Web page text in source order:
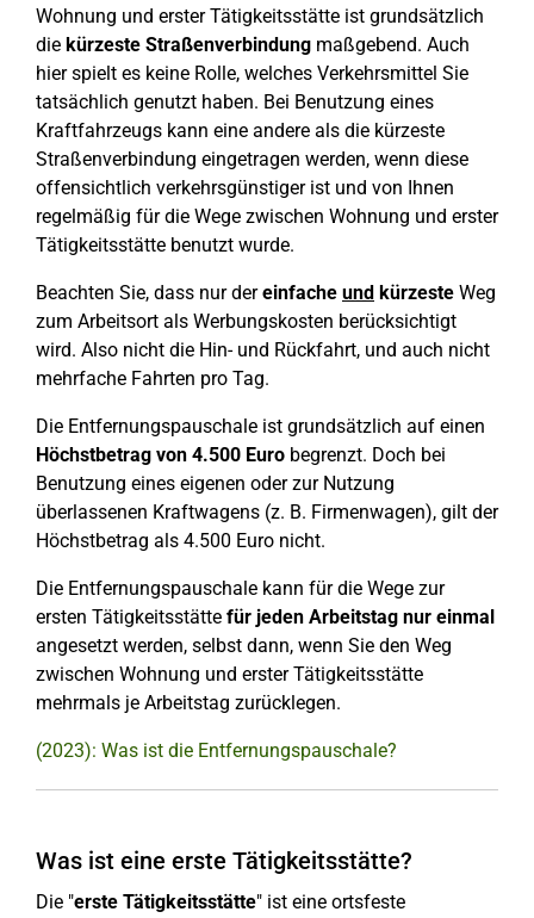
Wohnung und erster Tätigkeitsstätte ist grundsätzlich
die kürzeste Straßenverbindung maßgebend. Auch
hier spielt es keine Rolle, welches Verkehrsmittel Sie
tatsächlich genutzt haben. Bei Benutzung eines
Kraftfahrzeugs kann eine andere als die kürzeste
Straßenverbindung eingetragen werden, wenn diese
offensichtlich verkehrsgünstiger ist und von Ihnen
regelmäßig für die Wege zwischen Wohnung und erster
Tätigkeitsstätte benutzt wurde.
Beachten Sie, dass nur dereinfache und kürzeste Weg
zum Arbeitsort als Werbungskosten berücksichtigt
wird. Also nicht die Hin- und Rückfahrt, und auch nicht
mehrfache Fahrten pro Tag.
Die Entfernungspauschale ist grundsätzlich auf einen
Höchstbetrag von 4.500 Euro begrenzt. Doch bei
Benutzung eines eigenen oder zur Nutzung
überlassenen Kraftwagens (z. B. Firmenwagen), gilt der
Höchstbetrag als 4.500 Euro nicht.
Die Entfernungspauschale kann für die Wege zur
ersten Tätigkeitsstätte für jeden Arbeitstag nur einmal
angesetzt werden, selbst dann, wenn Sie den Weg
zwischen Wohnung und erster Tätigkeitsstätte
mehrmals je Arbeitstag zurücklegen.
(2023): Was ist die Entfernungspauschale?
Was ist eine erste Tätigkeitsstätte?
Die "erste Tätigkeitsstätte" ist eine ortsfeste